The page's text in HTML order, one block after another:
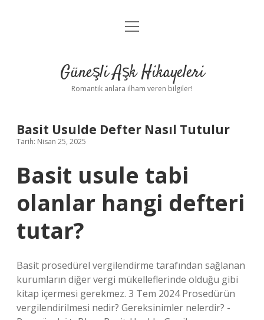
Anasayfa
Yasal Uyarı
menüyü
Güneşli Aşk Hikayeleri
Romantik anlara ilham veren bilgiler!
Basit Usulde Defter Nasıl Tutulur
Tarih: Nisan 25, 2025
Basit usule tabi
olanlar hangi defteri
tutar?
Basit prosedürel vergilendirme tarafından sağlanan
kurumların diğer vergi mükelleflerinde olduğu gibi
kitap içermesi gerekmez. 3 Tem 2024 Prosedürün
vergilendirilmesi nedir? Gereksinimler nelerdir? -